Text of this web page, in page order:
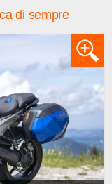
di sempre